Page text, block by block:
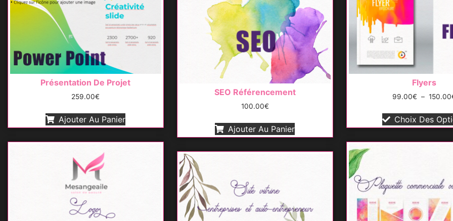
Présentation De Projet
259.00€
Ajouter Au Panier
Flyers
99.00€ – 150.00
Choix Des
SEO Référencement
100.00€
Ajouter Au Panier